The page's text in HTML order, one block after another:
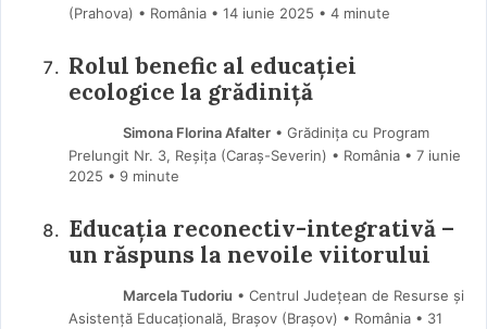
(Prahova) • România
14 iunie 2025 • 4 minute
Rolul benefic al educației
ecologice la grădiniță
Simona Florina Afalter• Grădinița cu Program
Prelungit Nr. 3, Reșița (Caraş-Severin) • România
7 iunie
2025 • 9 minute
Educația reconectiv-integrativă –
un răspuns la nevoile viitorului
Marcela Tudoriu • Centrul Județean de Resurse și
Asistență Educațională, Brașov (Braşov) • România
31